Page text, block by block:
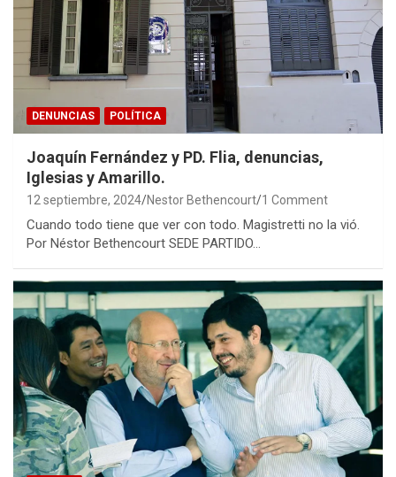
DENUNCIAS POLÍTICA
Joaquín Fernández y PD. Flia, denuncias,
Iglesias y Amarillo.
12 septiembre, 2024 Nestor Bethencourt 1 Comment
Cuando todo tiene que ver con todo. Magistretti no la vió.
Por Néstor Bethencourt SEDE PARTIDO…